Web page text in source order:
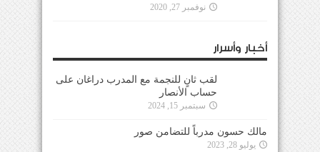
نوفمبر 27, 2020
أخبار وأسرار
لقب ثانٍ للنجمة مع المدرب دراغان على
حساب الأنصار
سبتمبر 15, 2024
مالك حسون مدرباً للتضامن صور
يوليو 28, 2023